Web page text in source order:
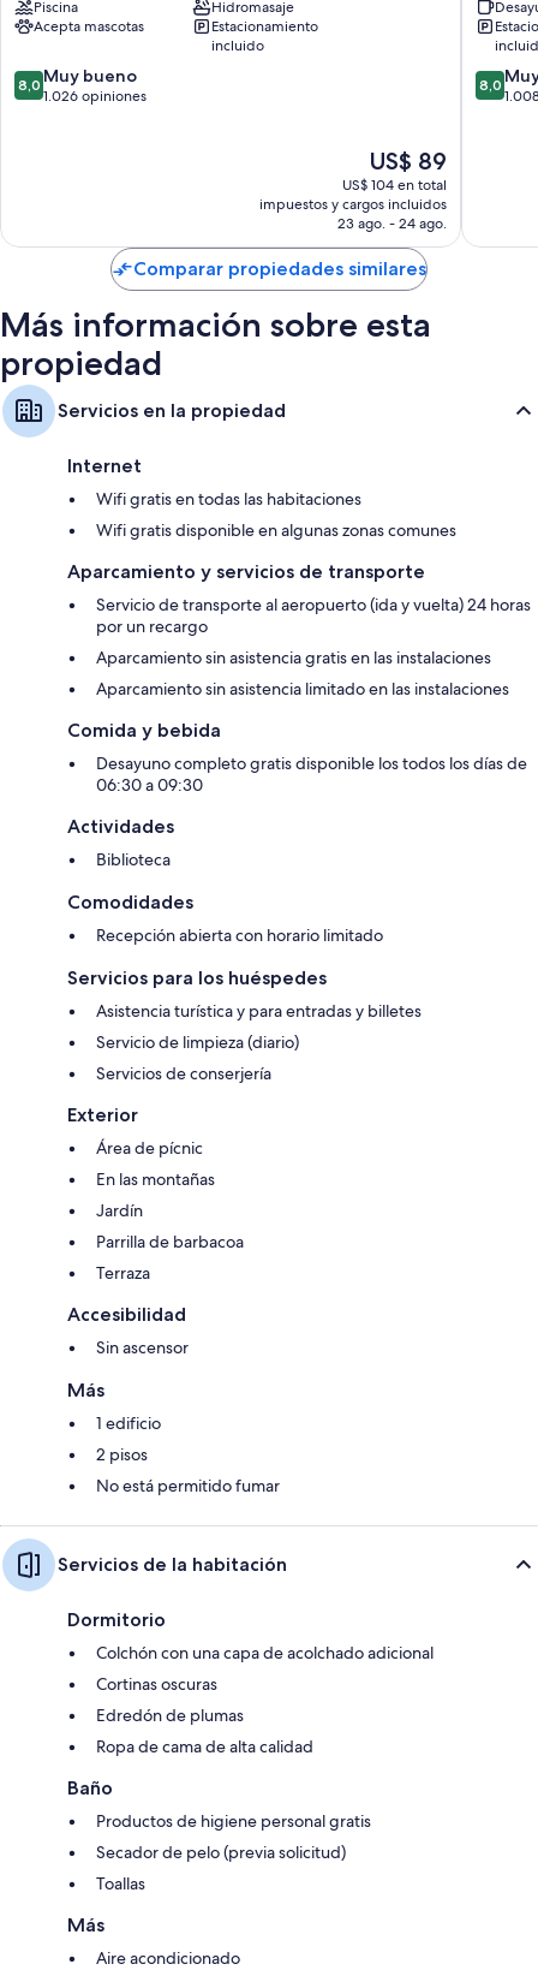
Castlegar
Piscina
Hidromasaje
Acepta mascotas
Estacionamiento
incluido
8.0
de
8,0 Muy bueno
1.026 opiniones
El
precio
actual
es
de
US$ 89
US$ 89
US$ 104 en total
impuestos y cargos incluidos
23 ago. - 24 ago.
Best
Western
8.0
de
8,0
Comparar propiedades similares
Más información sobre esta
propiedad
Servicios en la propiedad
Internet
Wifi gratis en todas las habitaciones
Wifi gratis disponible en algunas zonas comunes
Aparcamiento y servicios de transporte
Servicio de transporte al aeropuerto (ida y vuelta) 24 horas
por un recargo
Aparcamiento sin asistencia gratis en las instalaciones
Aparcamiento sin asistencia limitado en las instalaciones
Comida y bebida
Desayuno completo gratis disponible los todos los días de
06:30 a 09:30
Actividades
Biblioteca
Comodidades
Recepción abierta con horario limitado
Servicios para los huéspedes
Asistencia turística y para entradas y billetes
Servicio de limpieza (diario)
Servicios de conserjería
Exterior
Área de pícnic
En las montañas
Jardín
Parrilla de barbacoa
Terraza
Accesibilidad
Sin ascensor
Más
1 edificio
2 pisos
No está permitido fumar
Servicios de la habitación
Dormitorio
Colchón con una capa de acolchado adicional
Cortinas oscuras
Edredón de plumas
Ropa de cama de alta calidad
Baño
Productos de higiene personal gratis
Secador de pelo (previa solicitud)
Toallas
Más
Aire acondicionado